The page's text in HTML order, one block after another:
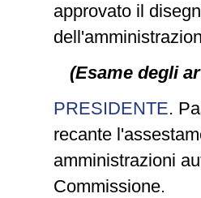
approvato il
(Esame degli
PRESIDENTE.
recante
amministrazioni
Commissione.